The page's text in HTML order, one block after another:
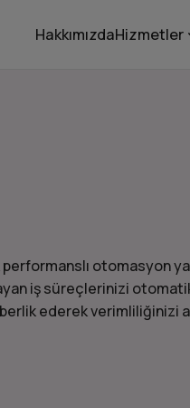
HakkımızdaHizmetler
otomasyon
iş süreçlerinizi
ederek verimliliğinizi